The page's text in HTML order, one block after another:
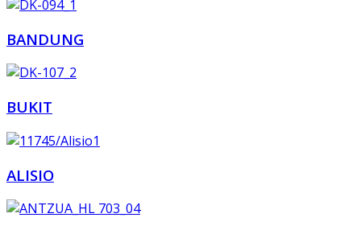
BANDUNG
BUKIT
ALISIO